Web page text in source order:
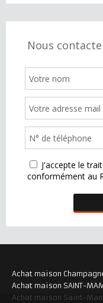
Nous
J'accepte le
conformément au
Achat maison
Achat maison SAINT-
Achat maison Saint-